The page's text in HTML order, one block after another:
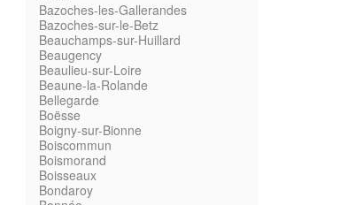
Bazoches-les-Gallerandes
Bazoches-sur-le-Betz
Beauchamps-sur-Huillard
Beaugency
Beaulieu-sur-Loire
Beaune-la-Rolande
Bellegarde
Boësse
Boigny-sur-Bionne
Boiscommun
Boismorand
Boisseaux
Bondaroy